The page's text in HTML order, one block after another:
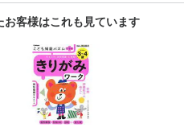
客様はこれも見ています